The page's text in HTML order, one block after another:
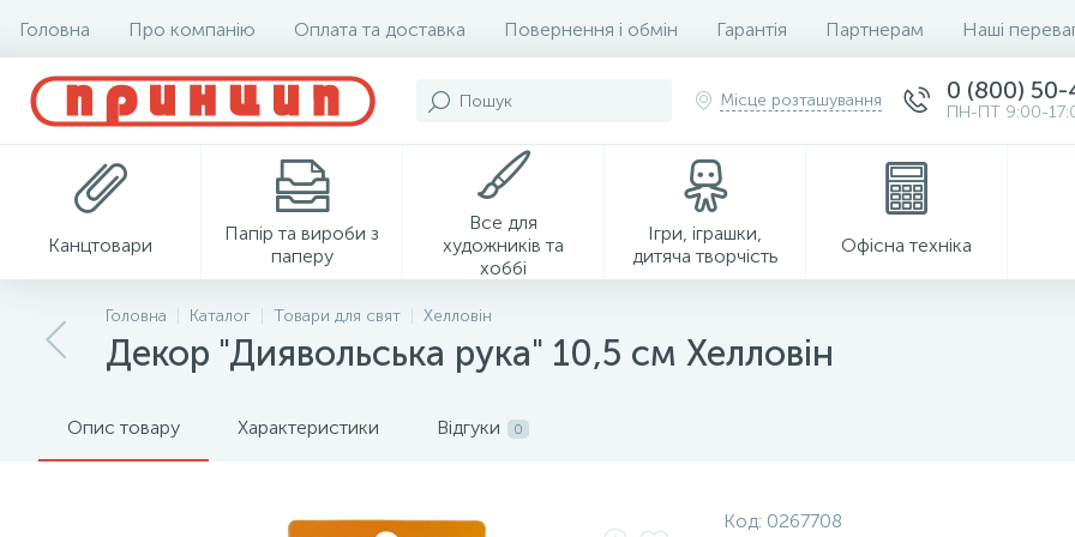
Головна Про компанію Оплата та доставка Повернення і обмін Гарантія Партнерам Наші
Місце розташування 0 (800)
ПН-ПТ 9:00-
Канцтовари
Папір та вироби з
паперу
Все для
художників та
хоббі
Ігри, іграшки,
дитяча творчість
Офісна техніка
Головна Каталог Товари для свят Хелловін
Декор "Диявольська рука" 10,5 см Хелловін
Опис товару Характеристики Відгуки 0
Код: 0267708